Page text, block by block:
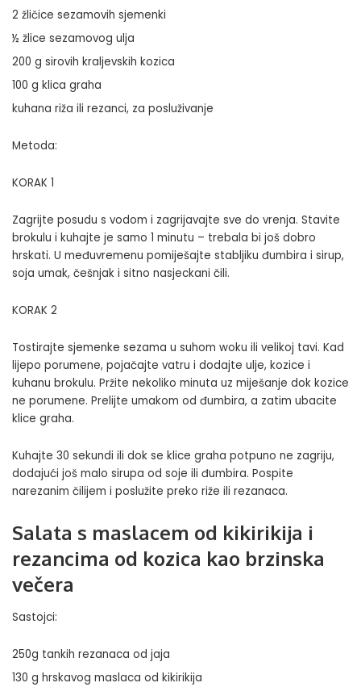
2 žličice sezamovih sjemenki
½ žlice sezamovog ulja
200 g sirovih kraljevskih kozica
100 g klica graha
kuhana riža ili rezanci, za posluživanje
Metoda:
KORAK 1
Zagrijte posudu s vodom i zagrijavajte sve do vrenja. Stavite
brokulu i kuhajte je samo 1 minutu – trebala bi još dobro
hrskati. U međuvremenu pomiješajte stabljiku đumbira i sirup,
soja umak, češnjak i sitno nasjeckani čili.
KORAK 2
Tostirajte sjemenke sezama u suhom woku ili velikoj tavi. Kad
lijepo porumene, pojačajte vatru i dodajte ulje, kozice i
kuhanu brokulu. Pržite nekoliko minuta uz miješanje dok kozice
ne porumene. Prelijte umakom od đumbira, a zatim ubacite
klice graha.
Kuhajte 30 sekundi ili dok se klice graha potpuno ne zagriju,
dodajući još malo sirupa od soje ili đumbira. Pospite
narezanim čilijem i poslužite preko riže ili rezanaca.
Salata s maslacem od kikirikija i
rezancima od kozica kao brzinska
večera
Sastojci:
250g tankih rezanaca od jaja
130 g hrskavog maslaca od kikirikija